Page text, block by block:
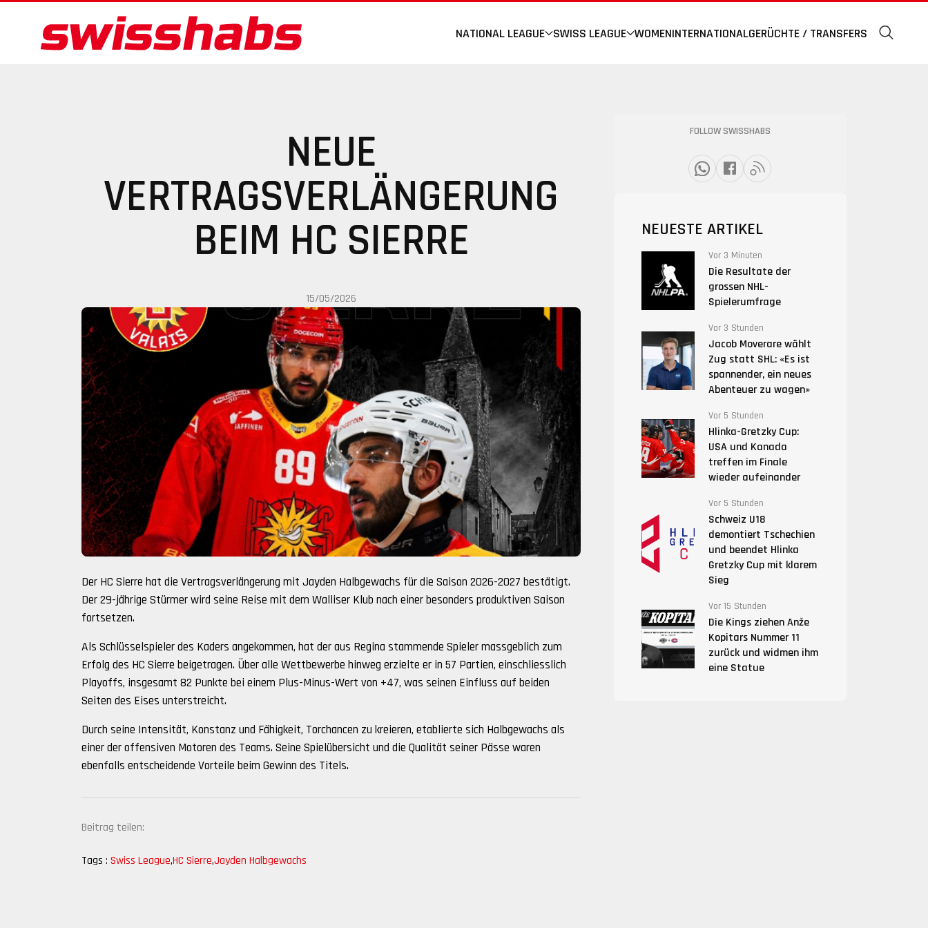
NATIONAL LEAGUE SWISS LEAGUE WOMENINTERNATIONALGERÜCHTE / TRANSFERS
NEUE
VERTRAGSVERLÄNGERUNG
BEIM HC SIERRE
15/05/2026
Der HC Sierre hat die Vertragsverlängerung mit Jayden Halbgewachs für die Saison 2026-2027 bestätigt.
Der 29-jährige Stürmer wird seine Reise mit dem Walliser Klub nach einer besonders produktiven Saison
fortsetzen.
Als Schlüsselspieler des Kaders angekommen, hat der aus Regina stammende Spieler massgeblich zum
Erfolg des HC Sierre beigetragen. Über alle Wettbewerbe hinweg erzielte er in 57 Partien, einschliesslich
Playoffs, insgesamt 82 Punkte bei einem Plus-Minus-Wert von +47, was seinen Einfluss auf beiden
Seiten des Eises unterstreicht.
Durch seine Intensität, Konstanz und Fähigkeit, Torchancen zu kreieren, etablierte sich Halbgewachs als
einer der offensiven Motoren des Teams. Seine Spielübersicht und die Qualität seiner Pässe waren
ebenfalls entscheidende Vorteile beim Gewinn des Titels.
Beitrag teilen:
Tags : Swiss League,HC Sierre,Jayden Halbgewachs
FOLLOW SWISSHABS
NEUESTE ARTIKEL
Vor 3 Minuten
Die Resultate der
grossen NHL-
Spielerumfrage
Vor 3 Stunden
Jacob Moverare wählt
Zug statt SHL: «Es ist
spannender, ein neues
Abenteuer zu wagen»
Vor 5 Stunden
Hlinka-Gretzky Cup:
USA und Kanada
treffen im Finale
wieder aufeinander
Vor 5 Stunden
Schweiz U18
demontiert Tschechien
und beendet Hlinka
Gretzky Cup mit klarem
Sieg
Vor 15 Stunden
Die Kings ziehen Anže
Kopitars Nummer 11
zurück und widmen ihm
eine Statue